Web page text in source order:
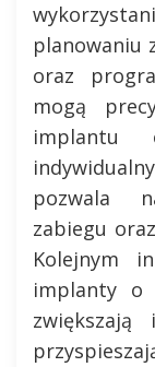
planowaniu
oraz
mogą
implantu
pozwala
zabiegu
Kolejnym
implanty o